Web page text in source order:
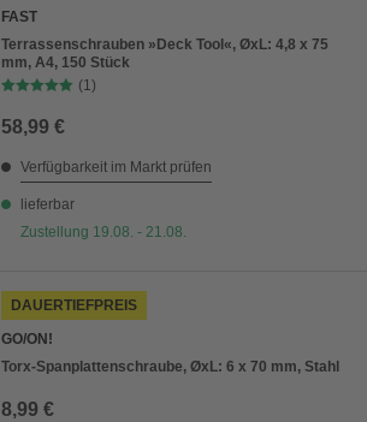
FAST
Terrassenschrauben »Deck Tool«, ØxL: 4,8 x 75
mm, A4, 150 Stück
(1)
58,99 €
Verfügbarkeit im Markt prüfen
lieferbar
Zustellung 19.08. - 21.08.
DAUERTIEFPREIS
GO/ON!
Torx-Spanplattenschraube, ØxL: 6 x 70 mm, Stahl
8,99 €